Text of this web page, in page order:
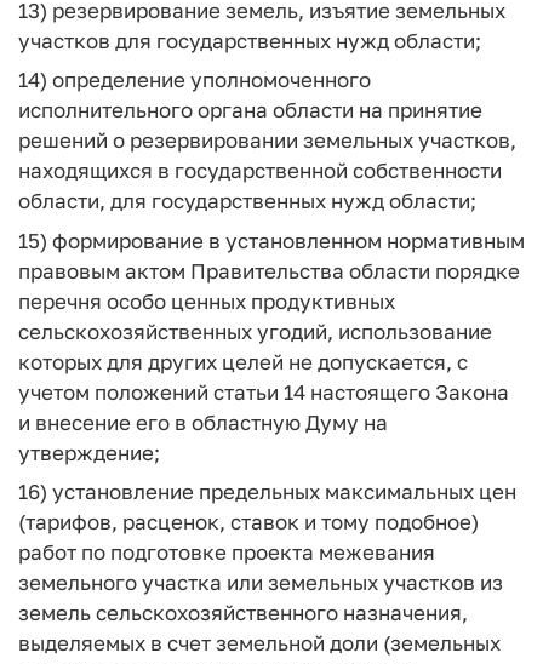
13) резервирование земель, изъятие земельных
участков для государственных нужд области;
14) определение уполномоченного
исполнительного органа области на принятие
решений о резервировании земельных участков,
находящихся в государственной собственности
области, для государственных нужд области;
15) формирование в установленном нормативным
правовым актом Правительства области порядке
перечня особо ценных продуктивных
сельскохозяйственных угодий, использование
которых для других целей не допускается, с
учетом положений статьи 14 настоящего Закона
и внесение его в областную Думу на
утверждение;
16) установление предельных максимальных цен
(тарифов, расценок, ставок и тому подобное)
работ по подготовке проекта межевания
земельного участка или земельных участков из
земель сельскохозяйственного назначения,
выделяемых в счет земельной доли (земельных